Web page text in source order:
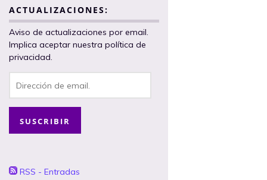
ACTUALIZACIONES:
Aviso de actualizaciones por email.
Implica aceptar nuestra política de
privacidad.
de
SUSCRIBIR
RSS - Entradas